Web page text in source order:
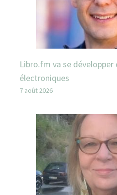
Libro.fm va se développer
électroniques
7 août 2026